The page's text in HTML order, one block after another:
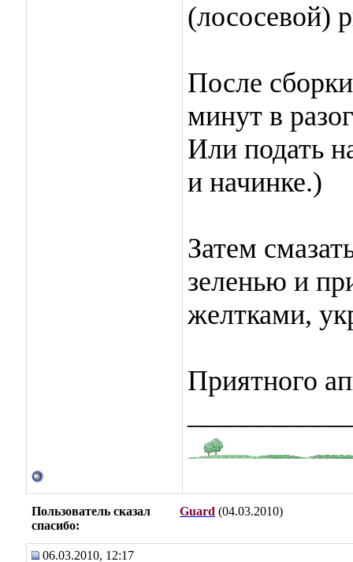
(лососевой)
После
минут в
Или подать
и начинке.)
Затем
зеленью и
желтками,
Приятного
Пользователь сказал
cпасибо:
Guard (04.03.2010)
06.03.2010, 12:17